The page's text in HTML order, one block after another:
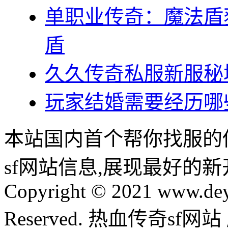
单职业传奇：魔法
盾
久久传奇私服新服
玩家结婚需要经历
本站国内首个帮你找服
sf网站信息,展现最好的
Copyright © 2021
Reserved. 热血传奇sf网